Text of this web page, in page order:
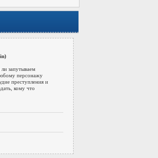
запутываем
персонажу
преступления и
кому что